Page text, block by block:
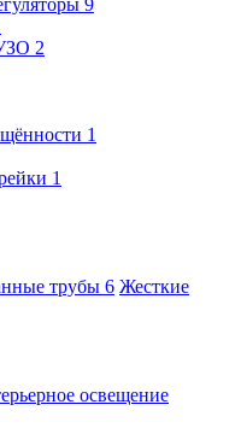
9
2
1
1
трубы 6 Жесткие
освещение